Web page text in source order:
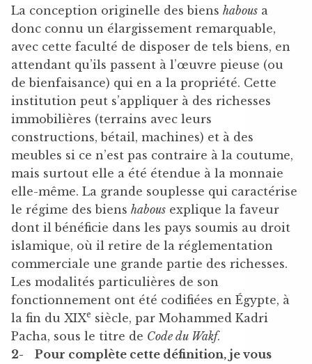
La conception originelle des biens habous a
donc connu un élargissement remarquable,
avec cette faculté de disposer de tels biens, en
attendant qu’ils passent à l’œuvre pieuse (ou
de bienfaisance) qui en a la propriété. Cette
institution peut s’appliquer à des richesses
immobilières (terrains avec leurs
constructions, bétail, machines) et à des
meubles si ce n’est pas contraire à la coutume,
mais surtout elle a été étendue à la monnaie
elle-même. La grande souplesse qui caractérise
le régime des biens habous explique la faveur
dont il bénéficie dans les pays soumis au droit
islamique, où il retire de la réglementation
commerciale une grande partie des richesses.
Les modalités particulières de son
fonctionnement ont été codifiées en Égypte, à
la fin du XIXe siècle, par Mohammed Kadri
Pacha, sous le titre de Code du Wakf.
2- Pour complète cette définition, je vous